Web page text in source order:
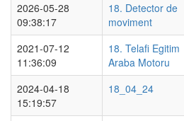
2026-05-28
09:38:17
18. Detector de
moviment
2021-07-12
11:36:09
18. Telafi Egitim
Araba Motoru
2024-04-18
15:19:57
18_04_24